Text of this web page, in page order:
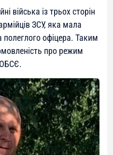
війська із трьох сторін
ЗСУ, яка мала
полеглого офіцера. Таким
про режим
ОБСЄ.